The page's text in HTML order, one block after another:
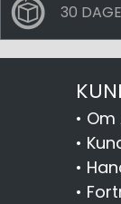
30
• Om
•
•
•